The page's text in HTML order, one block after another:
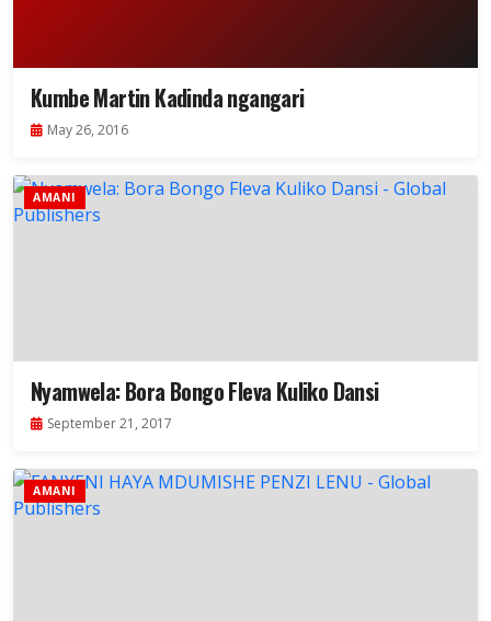
Kumbe Martin Kadinda ngangari
May 26, 2016
AMANI
Nyamwela: Bora Bongo Fleva Kuliko Dansi
September 21, 2017
AMANI